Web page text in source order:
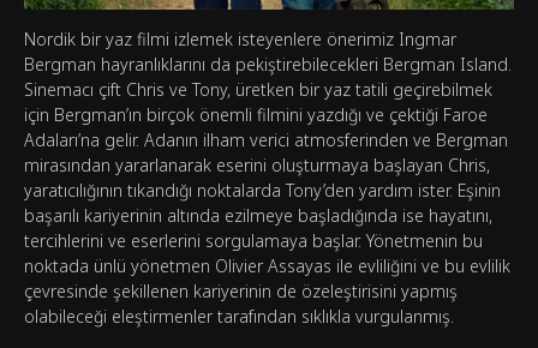
Nordik bir yaz filmi izlemek isteyenlere önerimiz Ingmar
Bergman hayranlıklarını da pekiştirebilecekleri Bergman Island.
Sinemacı çift Chris ve Tony, üretken bir yaz tatili geçirebilmek
için Bergman’ın birçok önemli filmini yazdığı ve çektiği Faroe
Adaları’na gelir. Adanın ilham verici atmosferinden ve Bergman
mirasından yararlanarak eserini oluşturmaya başlayan Chris,
yaratıcılığının tıkandığı noktalarda Tony’den yardım ister. Eşinin
başarılı kariyerinin altında ezilmeye başladığında ise hayatını,
tercihlerini ve eserlerini sorgulamaya başlar. Yönetmenin bu
noktada ünlü yönetmen Olivier Assayas ile evliliğini ve bu evlilik
çevresinde şekillenen kariyerinin de özeleştirisini yapmış
olabileceği eleştirmenler tarafından sıklıkla vurgulanmış.